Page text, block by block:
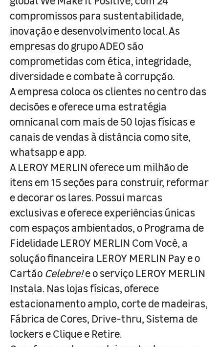
compromissos para sustentabilidade,
inovação e desenvolvimento local. As
empresas do grupo ADEO são
comprometidas com ética, integridade,
diversidade e combate à corrupção.
A empresa coloca os clientes no centro das
decisões e oferece uma estratégia
omnicanal com mais de 50 lojas físicas e
canais de vendas à distância como site,
whatsapp e app.
A LEROY MERLIN oferece um milhão de
itens em 15 seções para construir, reformar
e decorar os lares. Possui marcas
exclusivas e oferece experiências únicas
com espaços ambientados, o Programa de
Fidelidade LEROY MERLIN Com Você, a
solução financeira LEROY MERLIN Pay e o
Cartão Celebre!e o serviço LEROY MERLIN
Instala. Nas lojas físicas, oferece
estacionamento amplo, corte de madeiras,
Fábrica de Cores, Drive-thru, Sistema de
lockers e Clique e Retire.